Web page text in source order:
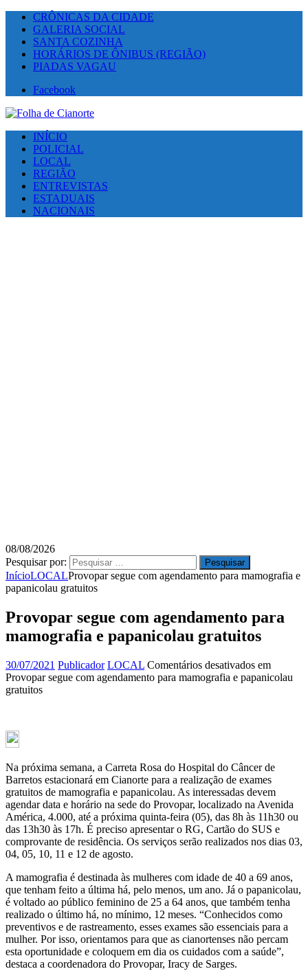
CRÔNICAS DA CIDADE
GALERIA SOCIAL
SANTA COZINHA
HORÁRIOS DE ÔNIBUS (REGIÃO)
PIADAS VAGAU
Facebook
INÍCIO
POLICIAL
LOCAL
REGIÃO
ENTREVISTAS
ESTADUAIS
NACIONAIS
08/08/2026
Pesquisar por:
InícioLOCALProvopar segue com agendamento para mamografia e
papanicolau gratuitos
Provopar segue com agendamento para
mamografia e papanicolau gratuitos
30/07/2021 Publicador LOCAL Comentários desativados em
Provopar segue com agendamento para mamografia e papanicolau
gratuitos
Na próxima semana, a Carreta Rosa do Hospital do Câncer de
Barretos estacionará em Cianorte para a realização de exames
gratuitos de mamografia e papanicolau. As interessadas devem
agendar data e horário na sede do Provopar, localizado na Avenida
América, 4.000, até a próxima quinta-feira (05), das 8h às 11h30 ou
das 13h30 às 17h. É preciso apresentar o RG, Cartão do SUS e
comprovante de residência. Os serviços serão realizados nos dias 03,
04, 05, 10, 11 e 12 de agosto.
A mamografia é destinada às mulheres com idade de 40 a 69 anos,
que tenham feito a última há, pelo menos, um ano. Já o papanicolau,
é voltado ao público feminino de 25 a 64 anos, que também tenha
realizado o último há, no mínimo, 12 meses. “Conhecidos como
preventivos e de rastreamento, esses exames são essenciais para a
mulher. Por isso, orientamos para que as cianortenses não percam
esta oportunidade e coloquem em dia os cuidados com a saúde”,
destaca a coordenadora do Provopar, Iracy de Sarges.